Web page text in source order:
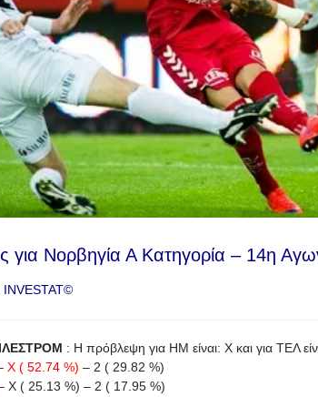
για Νορβηγία Α Κατηγορία – 14η
INVESTAT©
: Η πρόβλεψη για HΜ είναι: X και για ΤΕΛ
X ( 52.74 %) – 2 ( 29.82 %)
X ( 25.13 %) – 2 ( 17.95 %)